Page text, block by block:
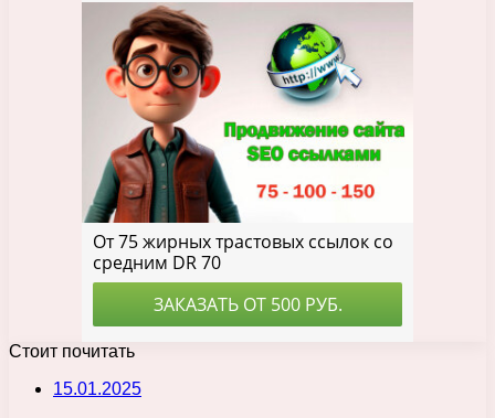
Стоит почитать
15.01.2025